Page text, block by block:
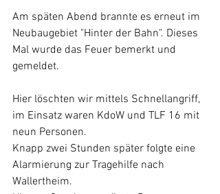
Am späten Abend brannte es erneut im
Neubaugebiet "Hinter der Bahn". Dieses
Mal wurde das Feuer bemerkt und
gemeldet.
Hier löschten wir mittels Schnellangriff,
im Einsatz waren KdoW und TLF 16 mit
neun Personen.
Knapp zwei Stunden später folgte eine
Alarmierung zur Tragehilfe nach
Wallertheim.